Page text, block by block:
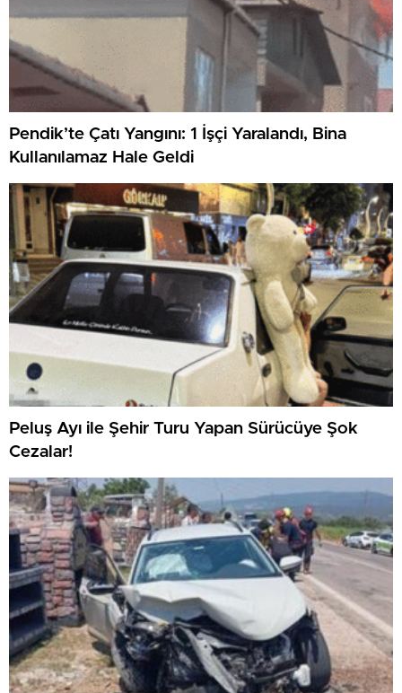
Pendik’te Çatı Yangını: 1 İşçi Yaralandı, Bina
Kullanılamaz Hale Geldi
Peluş Ayı ile Şehir Turu Yapan Sürücüye Şok
Cezalar!